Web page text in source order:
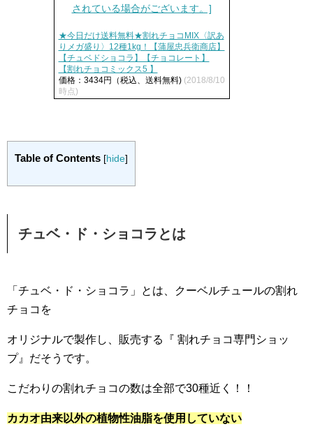
★今日だけ送料無料★割れチョコMIX〈訳あ
りメガ盛り〉12種1kg！【蒲屋忠兵衛商店】
【チュベドショコラ】【チョコレート】
【割れチョコミックス5 】
価格：3434円（税込、送料無料) (2018/8/10
時点)
Table of Contents [hide]
チュベ・ド・ショコラとは
「チュベ・ド・ショコラ」とは、クーベルチュールの割れ
チョコを
オリジナルで製作し、販売する『 割れチョコ専門ショッ
プ』だそうです。
こだわりの割れチョコの数は全部で30種近く！！
カカオ由来以外の植物性油脂を使用していない